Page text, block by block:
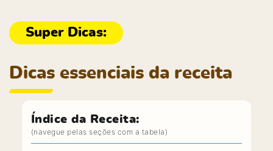
Dicas essenciais da receita
Índice da Receita: